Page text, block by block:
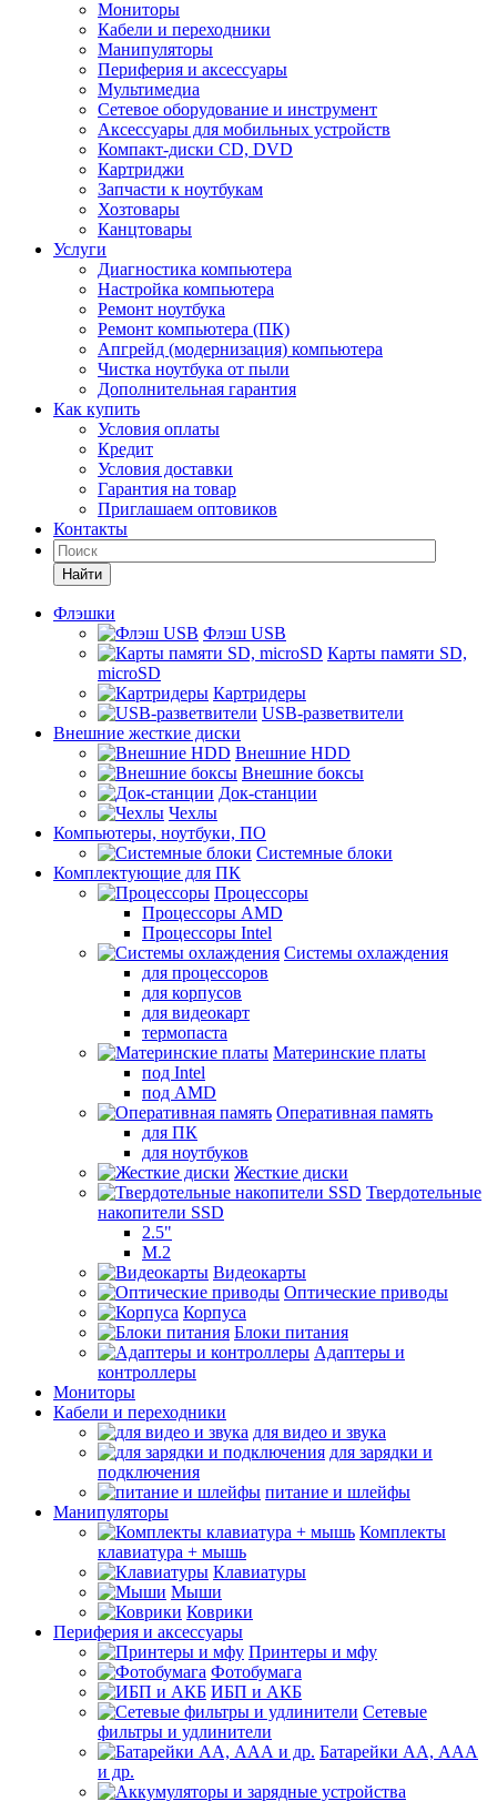
Мониторы
Кабели и переходники
Манипуляторы
Периферия и аксессуары
Мультимедиа
Сетевое оборудование и инструмент
Аксессуары для мобильных устройств
Компакт-диски CD, DVD
Картриджи
Запчасти к ноутбукам
Хозтовары
Канцтовары
Услуги
Диагностика компьютера
Настройка компьютера
Ремонт ноутбука
Ремонт компьютера (ПК)
Апгрейд (модернизация) компьютера
Чистка ноутбука от пыли
Дополнительная гарантия
Как купить
Условия оплаты
Кредит
Условия доставки
Гарантия на товар
Приглашаем оптовиков
Контакты
Найти
Флэшки
Флэш USB
Карты памяти SD,
microSD
Картридеры
USB-разветвители
Внешние жесткие диски
Внешние HDD
Внешние боксы
Док-станции
Чехлы
Компьютеры, ноутбуки, ПО
Системные блоки
Комплектующие для ПК
Процессоры
Процессоры AMD
Процессоры Intel
Системы охлаждения
для процессоров
для корпусов
для видеокарт
термопаста
Материнские платы
под Intel
под AMD
Оперативная память
для ПК
для ноутбуков
Жесткие диски
Твердотельные
накопители SSD
2.5"
M.2
Видеокарты
Оптические приводы
Корпуса
Блоки питания
Адаптеры и
контроллеры
Мониторы
Кабели и переходники
для видео и звука
для зарядки и
подключения
питание и шлейфы
Манипуляторы
Комплекты
клавиатура + мышь
Клавиатуры
Мыши
Коврики
Периферия и аксессуары
Принтеры и мфу
Фотобумага
ИБП и АКБ
Сетевые
фильтры и удлинители
Батарейки АА, ААА
и др.